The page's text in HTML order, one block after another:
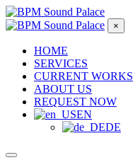
×
HOME
SERVICES
CURRENT WORKS
ABOUT US
REQUEST NOW
EN
DE